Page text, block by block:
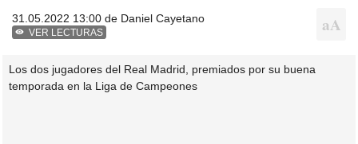
31.05.2022 13:00 de Daniel Cayetano
VER LECTURAS
Los dos jugadores del Real Madrid, premiados por su buena
temporada en la Liga de Campeones